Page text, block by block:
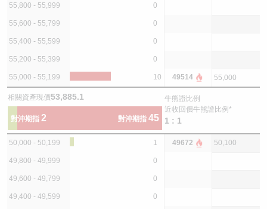
55,800 - 55,999 0
55,600 - 55,799 0
55,400 - 55,599 0
55,200 - 55,399 0
55,000 - 55,199 10 49514 55,000
相關資產現價53,885.1
對沖期指 2 對沖期指 45
牛熊證比例
近收回價牛熊證比例*
1 : 1
50,000 - 50,199 1 49672 50,100
49,800 - 49,999 0
49,600 - 49,799 0
49,400 - 49,599 0